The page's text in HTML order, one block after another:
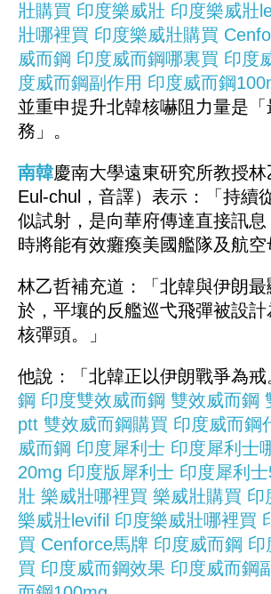
壯購買 印度樂威壯 印度樂威壯
壯哪裡買 印度樂威壯購買
威而鋼 印度威而鋼哪裏買 印度
度威而鋼副作用 印度威而鋼
並重申提升北韓核嚇阻力量是
務」。
南韓慶南大學遠東研究所教授
Eul-chul，音譯）表示：「持續
似試射，是向華府傳達直接訊
時將能有效癱瘓美國艦隊及航空
林乙哲補充道：「北韓與伊朗
於，平壤的反艦巡弋飛彈被設
核彈頭。」
他說：「北韓正以伊朗戰爭為戒
鋼 印度雙效威而鋼 雙效威而鋼
ptt 雙效威而鋼購買 印度威而鋼
威而鋼 印度犀利士 印度犀利士
20mg 印度版犀利士 印度犀利
壯 樂威壯哪裡買 樂威壯購買 印
樂威壯levifil 印度樂威壯哪裡買
買 Cenforce馬牌 印度威而鋼 印
買 印度威而鋼效果 印度威而鋼